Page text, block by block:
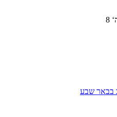
בבאר שבע